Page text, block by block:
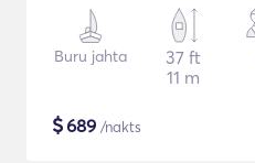
Buru jahta
37 ft
11 m
$689 /nakts